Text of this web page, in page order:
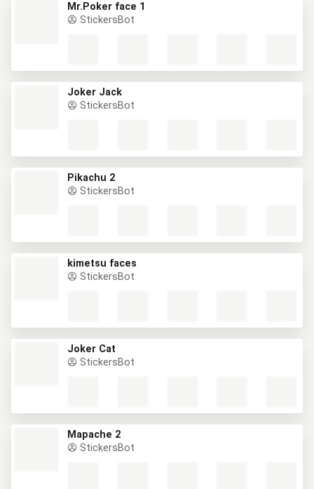
Mr.Poker face 1
StickersBot
Joker Jack
StickersBot
Pikachu 2
StickersBot
kimetsu faces
StickersBot
Joker Cat
StickersBot
Mapache 2
StickersBot